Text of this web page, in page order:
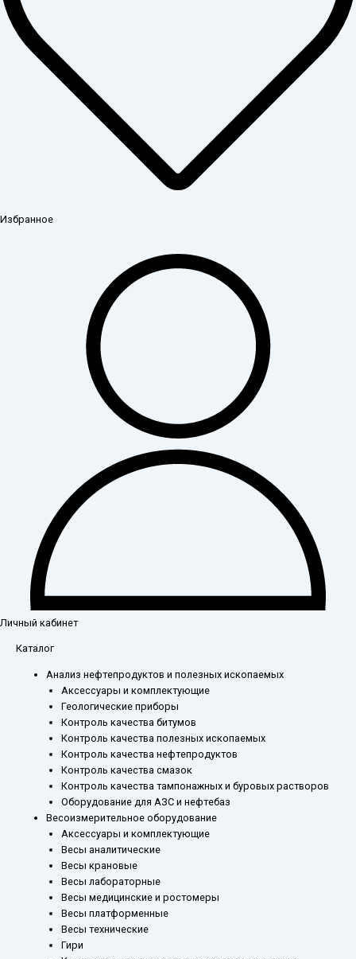
Избранное
Личный кабинет
Каталог
Анализ нефтепродуктов и полезных ископаемых
Аксессуары и комплектующие
Геологические приборы
Контроль качества битумов
Контроль качества полезных ископаемых
Контроль качества нефтепродуктов
Контроль качества смазок
Контроль качества тампонажных и буровых растворов
Оборудование для АЗС и нефтебаз
Весоизмерительное оборудование
Аксессуары и комплектующие
Весы аналитические
Весы крановые
Весы лабораторные
Весы медицинские и ростомеры
Весы платформенные
Весы технические
Гири